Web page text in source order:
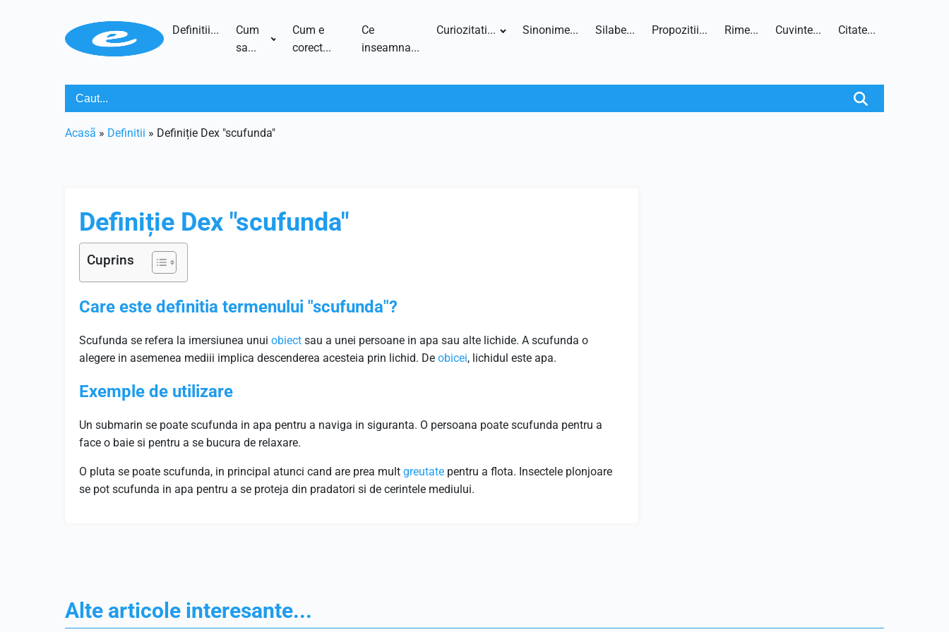
Definitii...
Cum
sa...
Cum e
corect...
Ce
inseamna...
Curiozitati... Sinonime... Silabe... Propozitii... Rime... Cuvinte... Citate...
Acasã » Definitii » Definiție Dex "scufunda"
Definiție Dex "scufunda"
Cuprins
Care este definitia termenului "scufunda"?
Scufunda se refera la imersiunea unui obiect sau a unei persoane in apa sau alte lichide. A scufunda o
alegere in asemenea mediii implica descenderea acesteia prin lichid. De obicei, lichidul este apa.
Exemple de utilizare
Un submarin se poate scufunda in apa pentru a naviga in siguranta. O persoana poate scufunda pentru a
face o baie si pentru a se bucura de relaxare.
O pluta se poate scufunda, in principal atunci cand are prea mult greutate pentru a flota. Insectele plonjoare
se pot scufunda in apa pentru a se proteja din pradatori si de cerintele mediului.
Alte articole interesante...